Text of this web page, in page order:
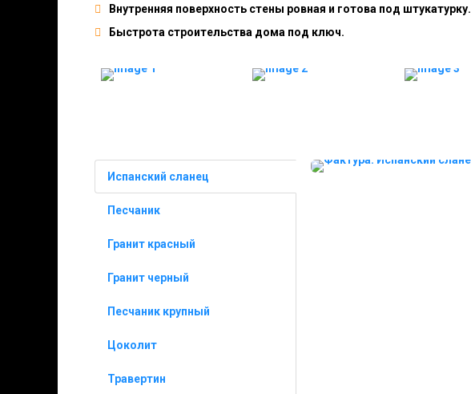
Внутренняя поверхность стены ровная и готова под штукатурку.
Быстрота строительства дома под ключ.
Испанский сланец
Песчаник
Гранит красный
Гранит черный
Песчаник крупный
Цоколит
Травертин